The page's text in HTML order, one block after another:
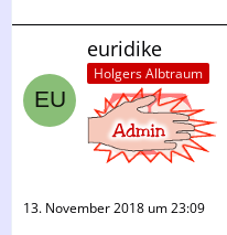
euridike
Holgers Albtraum
13. November 2018 um 23:09